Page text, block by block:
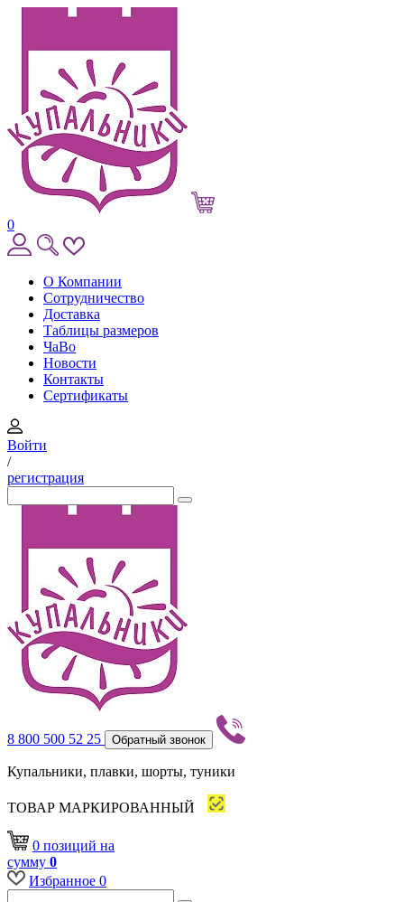
0
О Компании
Сотрудничество
Доставка
Таблицы размеров
ЧаВо
Новости
Контакты
Сертификаты
Войти
/
регистрация
8 800 500 52 25 Обратный звонок
Купальники, плавки, шорты, туники
ТОВАР МАРКИРОВАННЫЙ
0 позиций на
сумму 0
Избранное 0